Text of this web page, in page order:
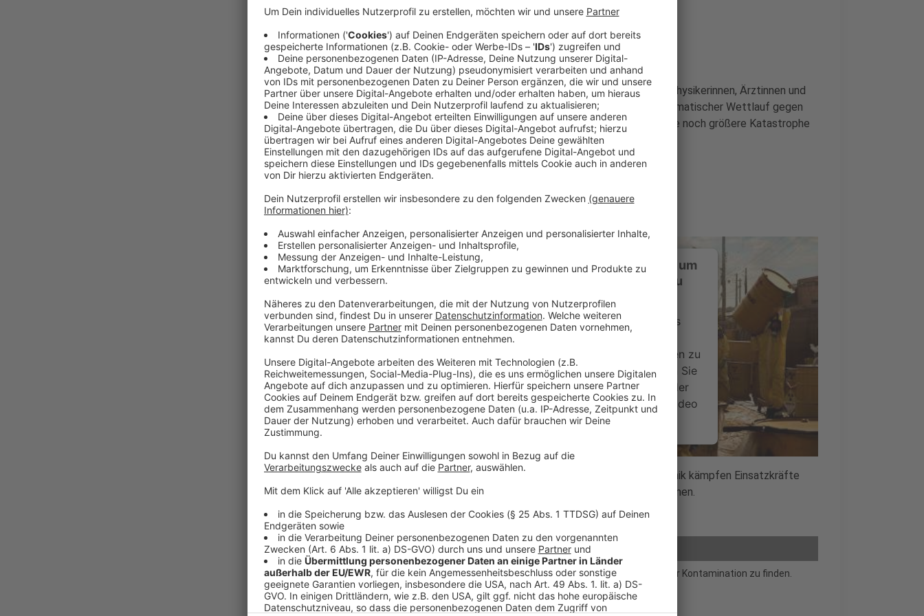
Anzeige
Während die Bevölkerung zunächst ahnungslos bleibt, erkennen Physikerinnen, Ärztinnen und
Behörden nach und nach die Dimension der Kontamination. Ein dramatischer Wettlauf gegen
die Zeit beginnt, um die Quelle der Strahlung aufzuspüren und eine noch größere Katastrophe
zu verhindern.
Streaming-Dienst: Netflix
Anzeige
Wir benötigen Ihre Zustimmung, um
den YouTube Video-Service zu
laden!
Wir verwenden einen Service eines
Drittanbieters, um Videoinhalte
einzubetten. Dieser Service kann Daten zu
Ihren Aktivitäten sammeln. Bitte lesen Sie
die Details durch und stimmen Sie der
Nutzung des Service zu, um dieses Video
anzusehen.
Usercentrics Consent Management
Platform
Zwischen Unsicherheit, fehlender Aufklärung und wachsender Panik kämpfen Einsatzkräfte
darum, Leben zu retten und die unsichtbare Bedrohung einzudämmen.
Anzeige
© Copyright: Netflix
Die Experten messen in allen Stadtteilen und versuchen die Quelle der Kontamination zu finden.
Anzeige